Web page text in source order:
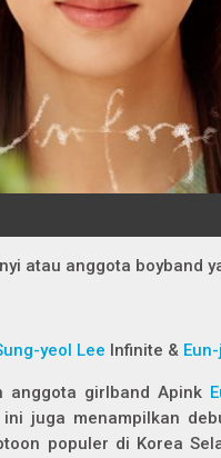
atau anggota boyband
yeol Lee Infinite &
anggota girlband Apink
juga menampilkan
populer di Korea